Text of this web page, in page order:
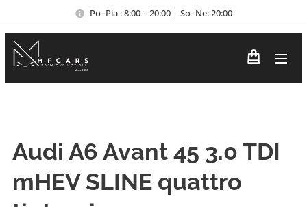
Po–Pia : 8:00 – 20:00 │ So–Ne: 20:00
Audi A6 Avant 45 3.0 TDI
mHEV SLINE quattro